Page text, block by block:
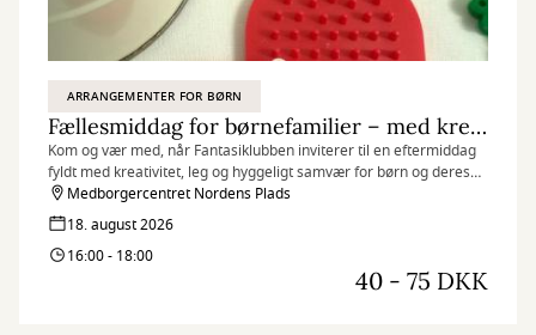
ARRANGEMENTER FOR BØRN
Fællesmiddag for børnefamilier – med krea og højtlæsning
Kom og vær med, når Fantasiklubben inviterer til en eftermiddag
fyldt med kreativitet, leg og hyggeligt samvær for børn og deres
familier.
Medborgercentret Nordens Plads
18. august 2026
16:00 - 18:00
40 - 75 DKK